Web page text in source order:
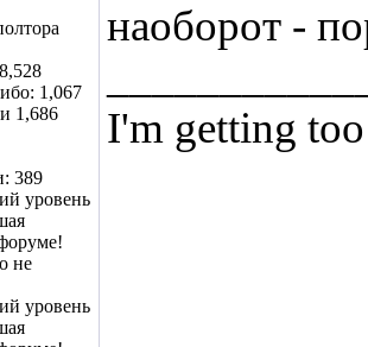
1,067
1,686
389
наоборот -
I'm getting